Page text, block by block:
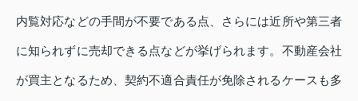
内覧対応などの手間が不要である点、さらには近所や第三者
に知られずに売却できる点などが挙げられます。不動産会社
が買主となるため、契約不適合責任が免除されるケースも多